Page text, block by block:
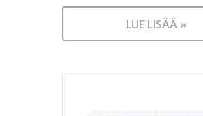
LUE LISÄÄ »